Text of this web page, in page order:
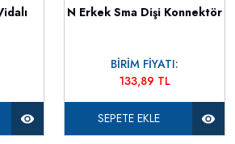
N Erkek Sma Dişi Konnektör
BİRİM FİYATI:
133,89 TL
SEPETE EKLE